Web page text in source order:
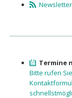
Termine
Bitte rufen